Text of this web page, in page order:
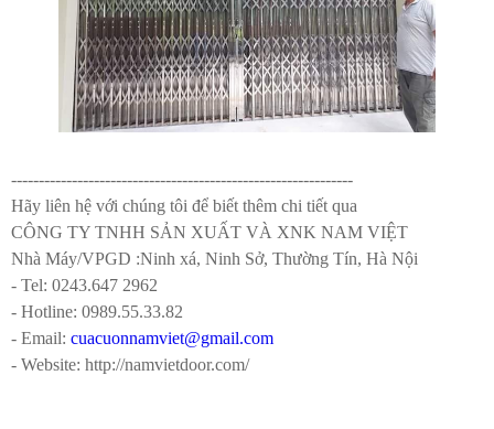
--------------------------------------------------------------
Hãy liên hệ với chúng tôi để biết thêm chi tiết qua
CÔNG TY TNHH SẢN XUẤT VÀ XNK NAM VIỆT
Nhà Máy/VPGD :Ninh xá, Ninh Sở, Thường Tín, Hà Nội
- Tel: 0243.647 2962
- Hotline: 0989.55.33.82
- Email: cuacuonnamviet@gmail.com
- Website: http://namvietdoor.com/